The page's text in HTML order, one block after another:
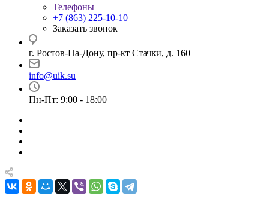
Телефоны
+7 (863) 225-10-10
Заказать звонок
г. Ростов-На-Дону, пр-кт Стачки, д. 160
info@uik.su
Пн-Пт: 9:00 - 18:00